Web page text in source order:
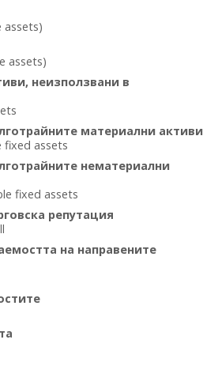
assets)
assets)
неизползвани в
материални активи
fixed assets
нематериални
fixed assets
репутация
на направените